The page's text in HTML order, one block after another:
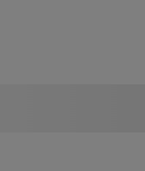
pesquisa